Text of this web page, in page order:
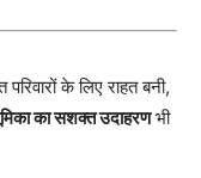
के लिए राहत बनी,
का सशक्त उदाहरणभी